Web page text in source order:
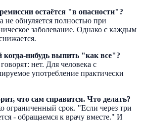
остаётся "в опасности"?
не обнуляется полностью при
заболевание. Однако с каждым
нибудь выпить "как все"?
нет. Для человека с
употребление практически
что сам справится. Что делать?
ограниченный срок. "Если через три
- обращаемся к врачу вместе." И